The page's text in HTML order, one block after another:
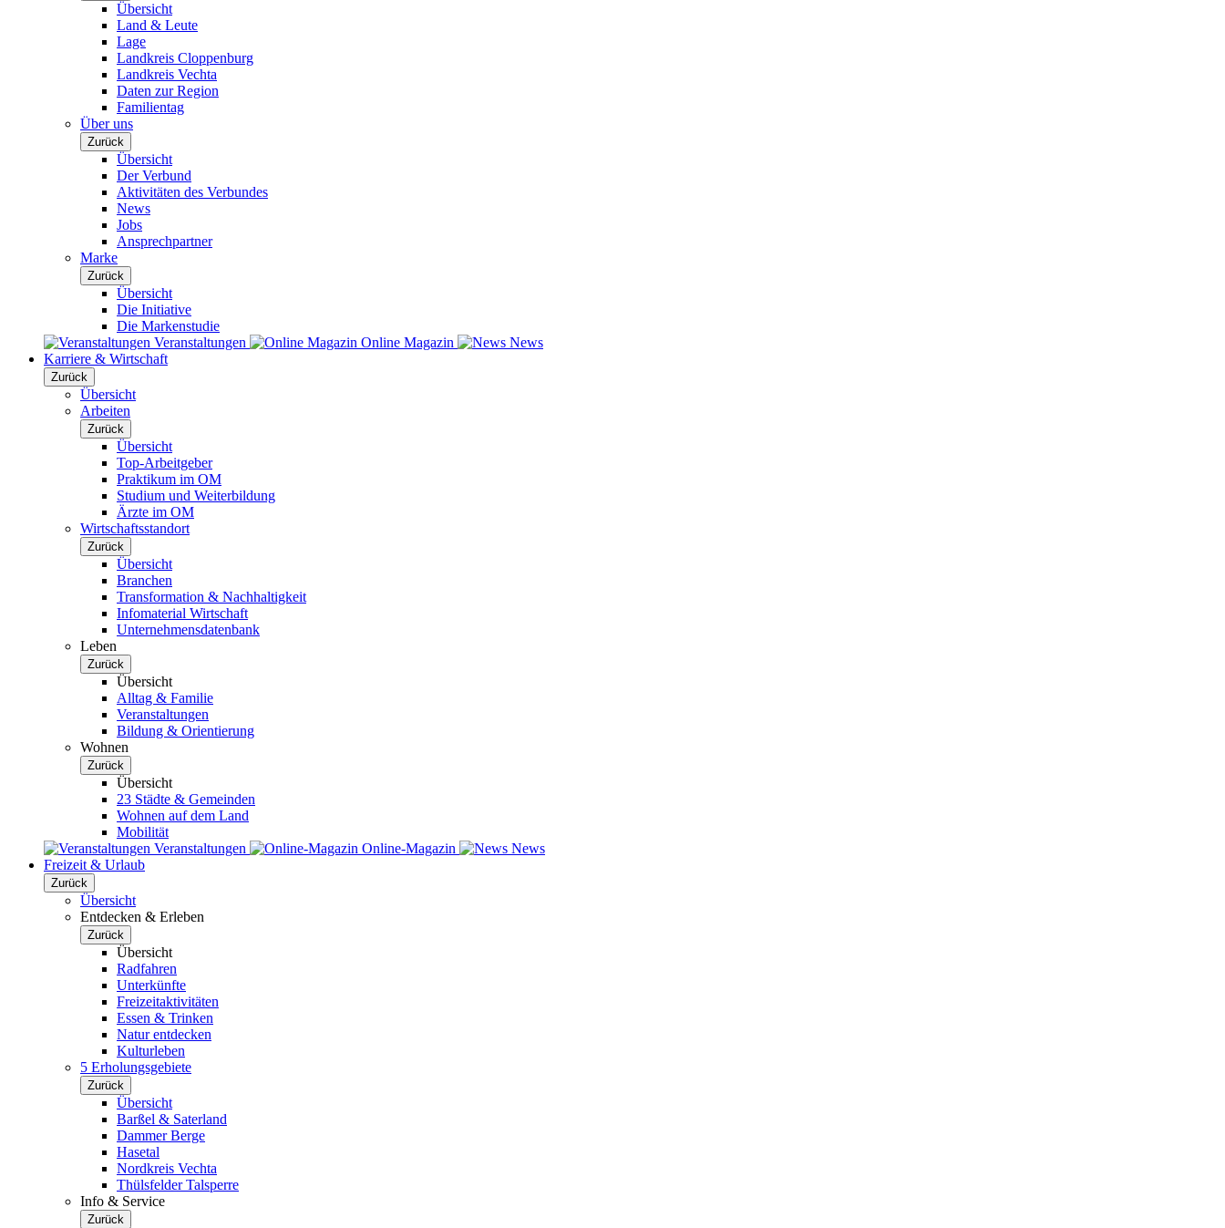
Übersicht
Land & Leute
Lage
Landkreis Cloppenburg
Landkreis Vechta
Daten zur Region
Familientag
Über uns
Zurück
Übersicht
Der Verbund
Aktivitäten des Verbundes
News
Jobs
Ansprechpartner
Marke
Zurück
Übersicht
Die Initiative
Die Markenstudie
Veranstaltungen
Online Magazin
News
Karriere & Wirtschaft
Zurück
Übersicht
Arbeiten
Zurück
Übersicht
Top-Arbeitgeber
Praktikum im OM
Studium und Weiterbildung
Ärzte im OM
Wirtschaftsstandort
Zurück
Übersicht
Branchen
Transformation & Nachhaltigkeit
Infomaterial Wirtschaft
Unternehmensdatenbank
Leben
Zurück
Übersicht
Alltag & Familie
Veranstaltungen
Bildung & Orientierung
Wohnen
Zurück
Übersicht
23 Städte & Gemeinden
Wohnen auf dem Land
Mobilität
Veranstaltungen
Online-Magazin
News
Freizeit & Urlaub
Zurück
Übersicht
Entdecken & Erleben
Zurück
Übersicht
Radfahren
Unterkünfte
Freizeitaktivitäten
Essen & Trinken
Natur entdecken
Kulturleben
5 Erholungsgebiete
Zurück
Übersicht
Barßel & Saterland
Dammer Berge
Hasetal
Nordkreis Vechta
Thülsfelder Talsperre
Info & Service
Zurück